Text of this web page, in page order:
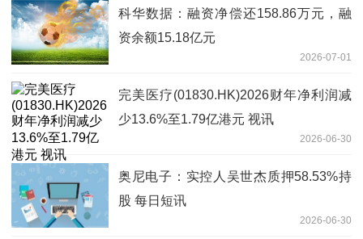
科华数据：融资净偿还158.86万元，融
资余额15.18亿元
2026-07-01
完美医疗(01830.HK)2026财年净利润减
少13.6%至1.79亿港元 视讯
2026-06-30
奥尼电子：实控人吴世杰质押58.53%持
股 每日短讯
2026-06-30